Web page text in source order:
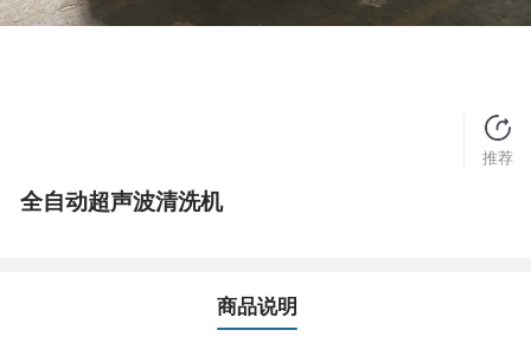
推荐
全自动超声波清洗机
商品说明